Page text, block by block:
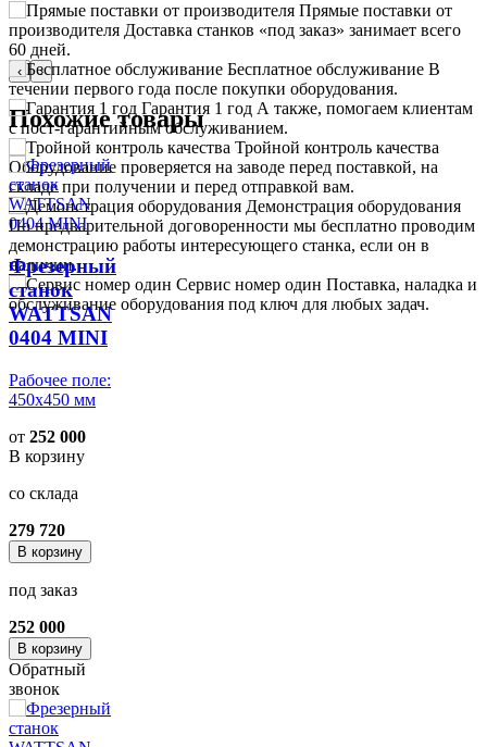
Прямые поставки от
производителя Доставка станков «под заказ» занимает всего
60 дней.
Бесплатное обслуживание В
течении первого года после покупки оборудования.
Гарантия 1 год А также, помогаем клиентам
с пост-гарантийным обслуживанием.
Тройной контроль качества
Оборудование проверяется на заводе перед поставкой, на
складе при получении и перед отправкой вам.
Демонстрация оборудования
По предварительной договоренности мы бесплатно проводим
демонстрацию работы интересующего станка, если он в
наличии.
Сервис номер один Поставка, наладка и
обслуживание оборудования под ключ для любых задач.
‹ ›
Похожие товары
Фрезерный
станок
WATTSAN
0404 MINI
Рабочее поле:
450x450 мм
от 252 000
В корзину
со склада
279 720
В корзину
под заказ
252 000
В корзину
Обратный
звонок